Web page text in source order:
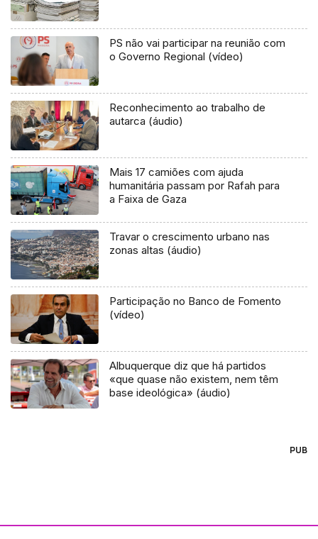
PS não vai participar na reunião com
o Governo Regional (vídeo)
Reconhecimento ao trabalho de
autarca (áudio)
Mais 17 camiões com ajuda
humanitária passam por Rafah para
a Faixa de Gaza
Travar o crescimento urbano nas
zonas altas (áudio)
Participação no Banco de Fomento
(vídeo)
Albuquerque diz que há partidos
«que quase não existem, nem têm
base ideológica» (áudio)
PUB